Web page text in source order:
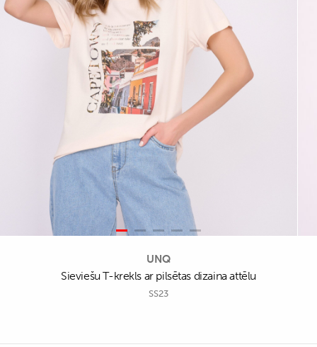
UNQ
Sieviešu T-krekls ar pilsētas dizaina attēlu
SS23